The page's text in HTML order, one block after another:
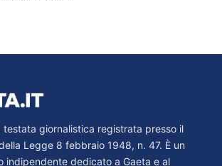
testata giornalistica registrata presso il
Legge 8 febbraio 1948, n. 47. È un
indipendente dedicato a Gaeta e al